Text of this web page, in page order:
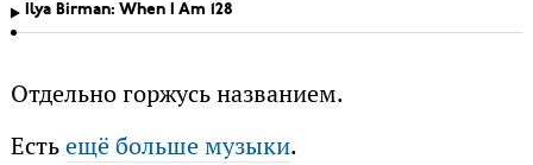
Ilya Birman: When I Am 128
Отдельно горжусь названием.
Естьещё больше музыки.